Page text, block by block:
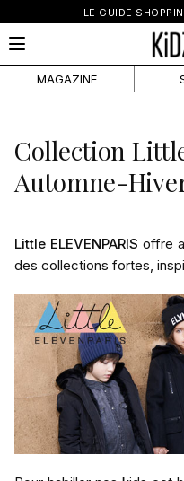
LE GUIDE
MAGAZINE
Collection
Automne-Hiver
Little ELEVENPARIS offre
des collections fortes,